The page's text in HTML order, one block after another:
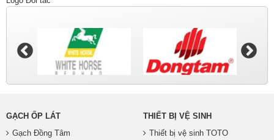
GẠCH ỐP LÁT
Gạch Đồng Tâm
THIẾT BỊ VỆ SINH
Thiết bị vệ sinh TOTO